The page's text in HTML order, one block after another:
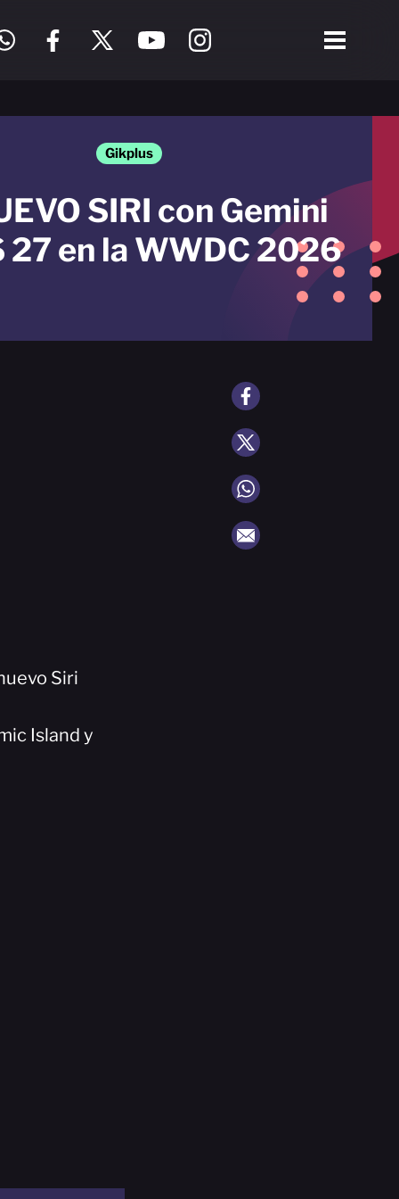
Gikplus
SIRI con Gemini
27 en la WWDC 2026
Siri
Island y